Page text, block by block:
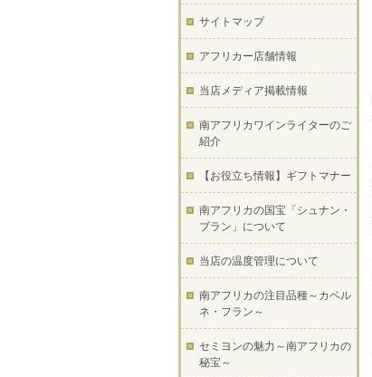
サイトマップ
アフリカー店舗情報
当店メディア掲載情報
南アフリカワインライターのご
紹介
【お役立ち情報】ギフトマナー
南アフリカの国宝「シュナン・
ブラン」について
当店の温度管理について
南アフリカの注目品種～カベル
ネ・フラン～
セミヨンの魅力～南アフリカの
秘宝～